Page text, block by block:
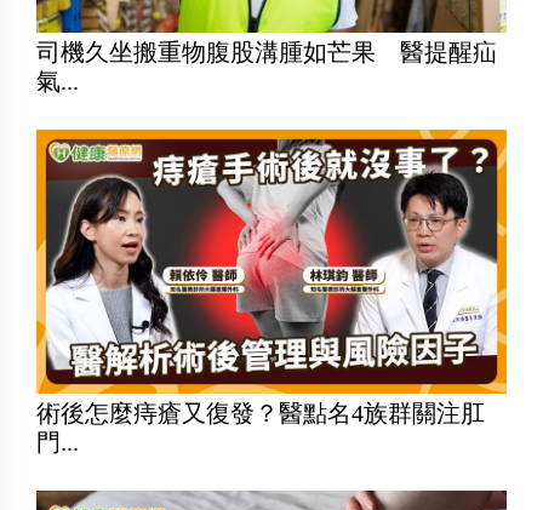
司機久坐搬重物腹股溝腫如芒果 醫提醒疝
氣...
術後怎麼痔瘡又復發？醫點名4族群關注肛
門...